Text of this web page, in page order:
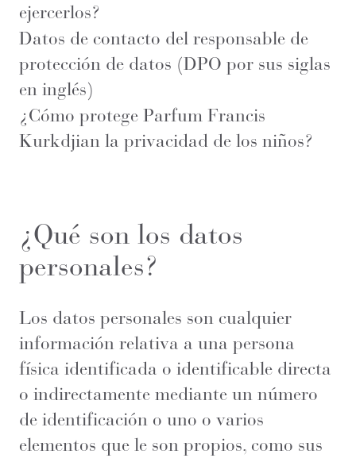
ejercerlos?
Datos de contacto del responsable de
protección de datos (DPO por sus siglas
en inglés)
¿Cómo protege Parfum Francis
Kurkdjian la privacidad de los niños?
¿Qué son los datos
personales?
Los datos personales son cualquier
información relativa a una persona
física identificada o identificable directa
o indirectamente mediante un número
de identificación o uno o varios
elementos que le son propios, como sus